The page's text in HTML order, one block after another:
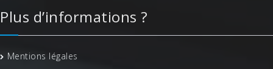
Plus d’informations ?
Mentions légales